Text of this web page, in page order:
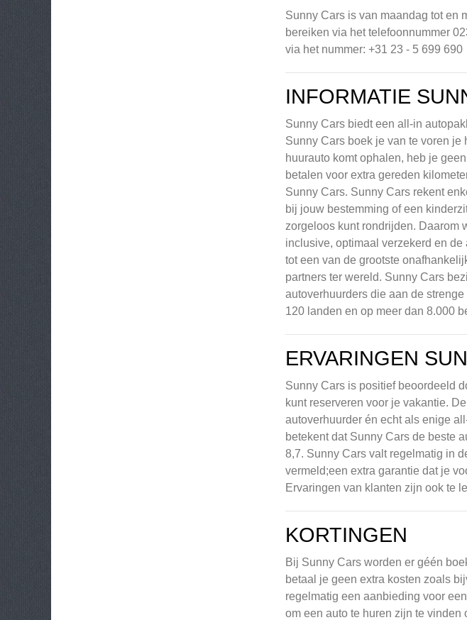
Sunny Cars is van maandag tot en
bereiken via het telefoonnummer
via het nummer: +31 23 - 5 699 690
INFORMATIE
Sunny Cars biedt een all-in
Sunny Cars boek je van te voren
huurauto komt ophalen, heb je
betalen voor extra gereden
Sunny Cars. Sunny Cars rekent
bij jouw bestemming of een
zorgeloos kunt rondrijden. Daarom
inclusive, optimaal verzekerd en
tot een van de grootste
partners ter wereld. Sunny Cars
autoverhuurders die aan de
120 landen en op meer dan 8.000
ERVARINGEN
Sunny Cars is positief beoordeeld
kunt reserveren voor je vakantie.
autoverhuurder én echt als enige
betekent dat Sunny Cars de beste
8,7. Sunny Cars valt regelmatig in
vermeld;een extra garantie dat je
Ervaringen van klanten zijn ook te
KORTINGEN
Bij Sunny Cars worden er géén
betaal je geen extra kosten zoals
regelmatig een aanbieding voor
om een auto te huren zijn te